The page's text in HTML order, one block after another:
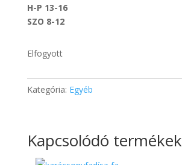
H-P 13-16
SZO 8-12
Elfogyott
Kategória: Egyéb
Kapcsolódó termékek